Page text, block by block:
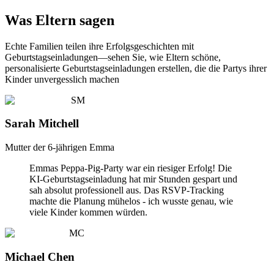
Was Eltern sagen
Echte Familien teilen ihre Erfolgsgeschichten mit
Geburtstagseinladungen—sehen Sie, wie Eltern schöne,
personalisierte Geburtstagseinladungen erstellen, die die Partys ihrer
Kinder unvergesslich machen
SM
Sarah Mitchell
Mutter der 6-jährigen Emma
Emmas Peppa-Pig-Party war ein riesiger Erfolg! Die
KI-Geburtstagseinladung hat mir Stunden gespart und
sah absolut professionell aus. Das RSVP-Tracking
machte die Planung mühelos - ich wusste genau, wie
viele Kinder kommen würden.
MC
Michael Chen